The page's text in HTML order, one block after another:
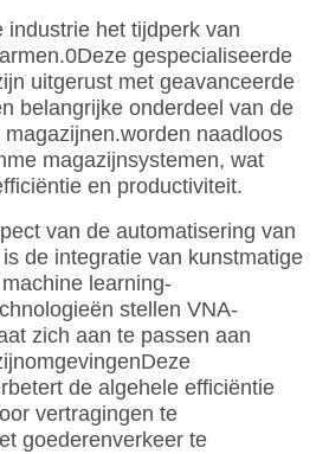
industrie het tijdperk van
gespecialiseerde
uitgerust met geavanceerde
belangrijke onderdeel van de
naadloos
magazijnsystemen, wat
en productiviteit.
van de automatisering van
de integratie van kunstmatige
learning-
stellen VNA-
zich aan te passen aan
de algehele efficiëntie
vertragingen te
goederenverkeer te